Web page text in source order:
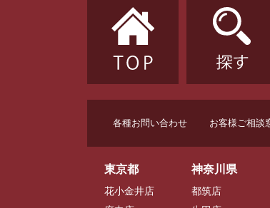
各種お問い合わせ お客様ご相談
東京都
花小金井店
神奈川県
都筑店